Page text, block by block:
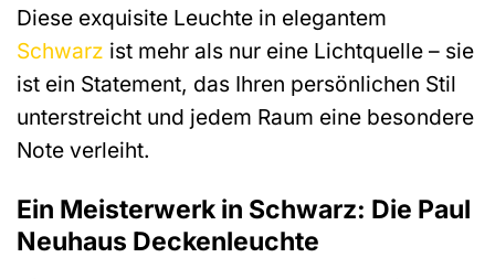
Diese exquisite Leuchte in elegantem
Schwarz ist mehr als nur eine Lichtquelle – sie
ist ein Statement, das Ihren persönlichen Stil
unterstreicht und jedem Raum eine besondere
Note verleiht.
Ein Meisterwerk in Schwarz: Die Paul
Neuhaus Deckenleuchte